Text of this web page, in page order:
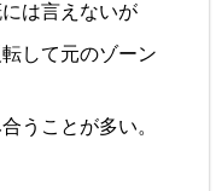
は言えないが
して元のゾーン
うことが多い。